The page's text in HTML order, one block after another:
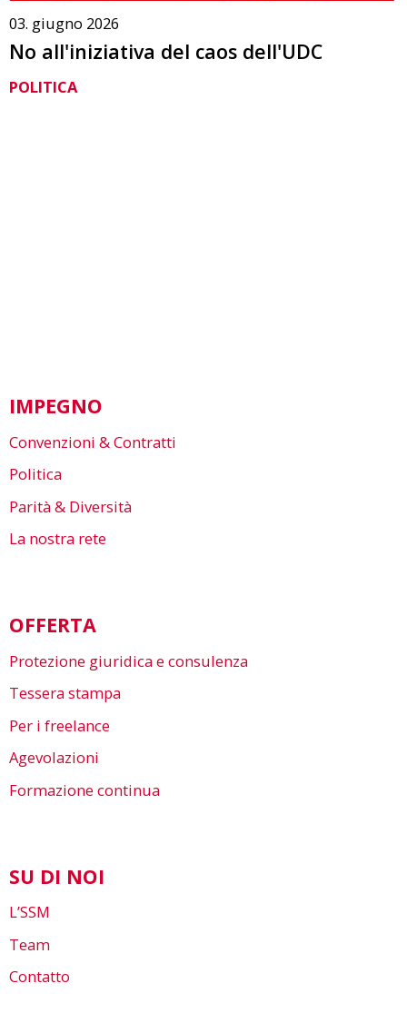
03. giugno 2026
No all'iniziativa del caos dell'UDC
POLITICA
IMPEGNO
Convenzioni & Contratti
Politica
Parità & Diversità
La nostra rete
OFFERTA
Protezione giuridica e consulenza
Tessera stampa
Per i freelance
Agevolazioni
Formazione continua
SU DI NOI
L’SSM
Team
Contatto